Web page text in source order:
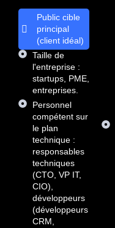
Public cible
principal
(client idéal)
Taille de
l'entreprise :
startups, PME,
entreprises.
Personnel
compétent sur
le plan
technique :
responsables
techniques
(CTO, VP IT,
CIO),
développeurs
(développeurs
CRM,